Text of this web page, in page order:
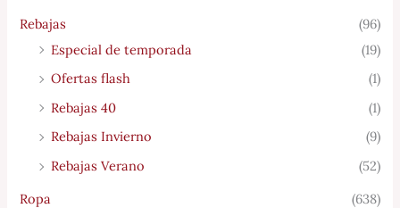
Rebajas
(96)
Especial de temporada
(19)
Ofertas flash
(1)
Rebajas 40
(1)
Rebajas Invierno
(9)
Rebajas Verano
(52)
Ropa
(638)